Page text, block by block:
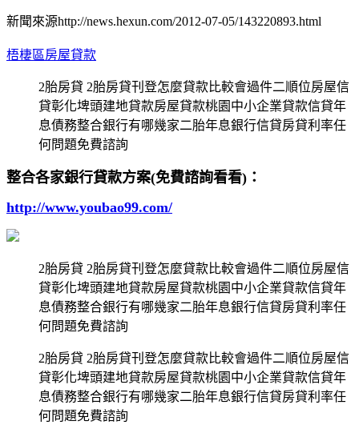
新聞來源http://news.hexun.com/2012-07-05/143220893.html
梧棲區房屋貸款
2胎房貸 2胎房貸刊登怎麼貸款比較會過件二順位房屋信
貸彰化埤頭建地貸款房屋貸款桃園中小企業貸款信貸年
息債務整合銀行有哪幾家二胎年息銀行信貸房貸利率任
何問題免費諮詢
整合各家銀行貸款方案(免費諮詢看看)：
http://www.youbao99.com/
2胎房貸 2胎房貸刊登怎麼貸款比較會過件二順位房屋信
貸彰化埤頭建地貸款房屋貸款桃園中小企業貸款信貸年
息債務整合銀行有哪幾家二胎年息銀行信貸房貸利率任
何問題免費諮詢
2胎房貸 2胎房貸刊登怎麼貸款比較會過件二順位房屋信
貸彰化埤頭建地貸款房屋貸款桃園中小企業貸款信貸年
息債務整合銀行有哪幾家二胎年息銀行信貸房貸利率任
何問題免費諮詢